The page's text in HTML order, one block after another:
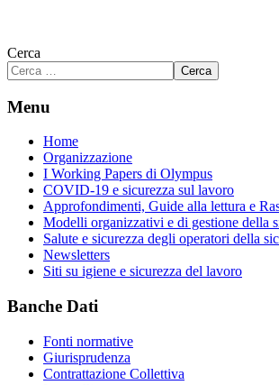
Cerca
Cerca
Menu
Home
Organizzazione
I Working Papers di Olympus
COVID-19 e sicurezza sul lavoro
Approfondimenti, Guide alla lettura e
Modelli organizzativi e di gestione della
Salute e sicurezza degli operatori della
Newsletters
Siti su igiene e sicurezza del lavoro
Banche Dati
Fonti normative
Giurisprudenza
Contrattazione Collettiva